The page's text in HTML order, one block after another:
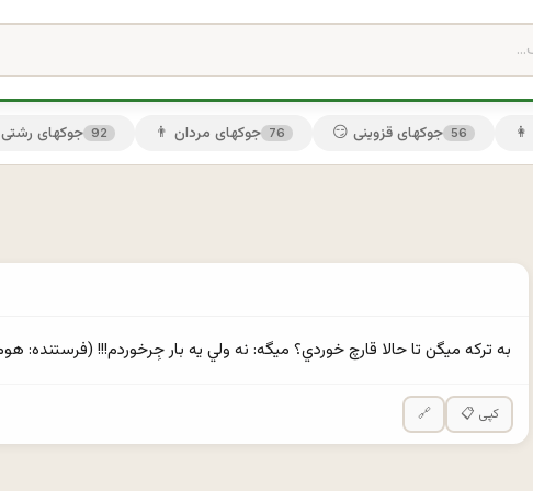
😂 جوکهای رشتی 92 👨 جوکهای مردان 76 😏 جوکهای قزوینی 56
به تركه ميگن تا حالا قارچ خوردي؟ ميگه: نه ولي يه بار جِرخوردم!!! (فرستنده: ‌هومن بچه باحال)
🔗 📋 کپی